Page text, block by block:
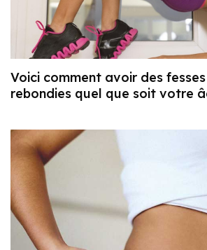
Voici comment avoir des
rebondies quel que soit votre